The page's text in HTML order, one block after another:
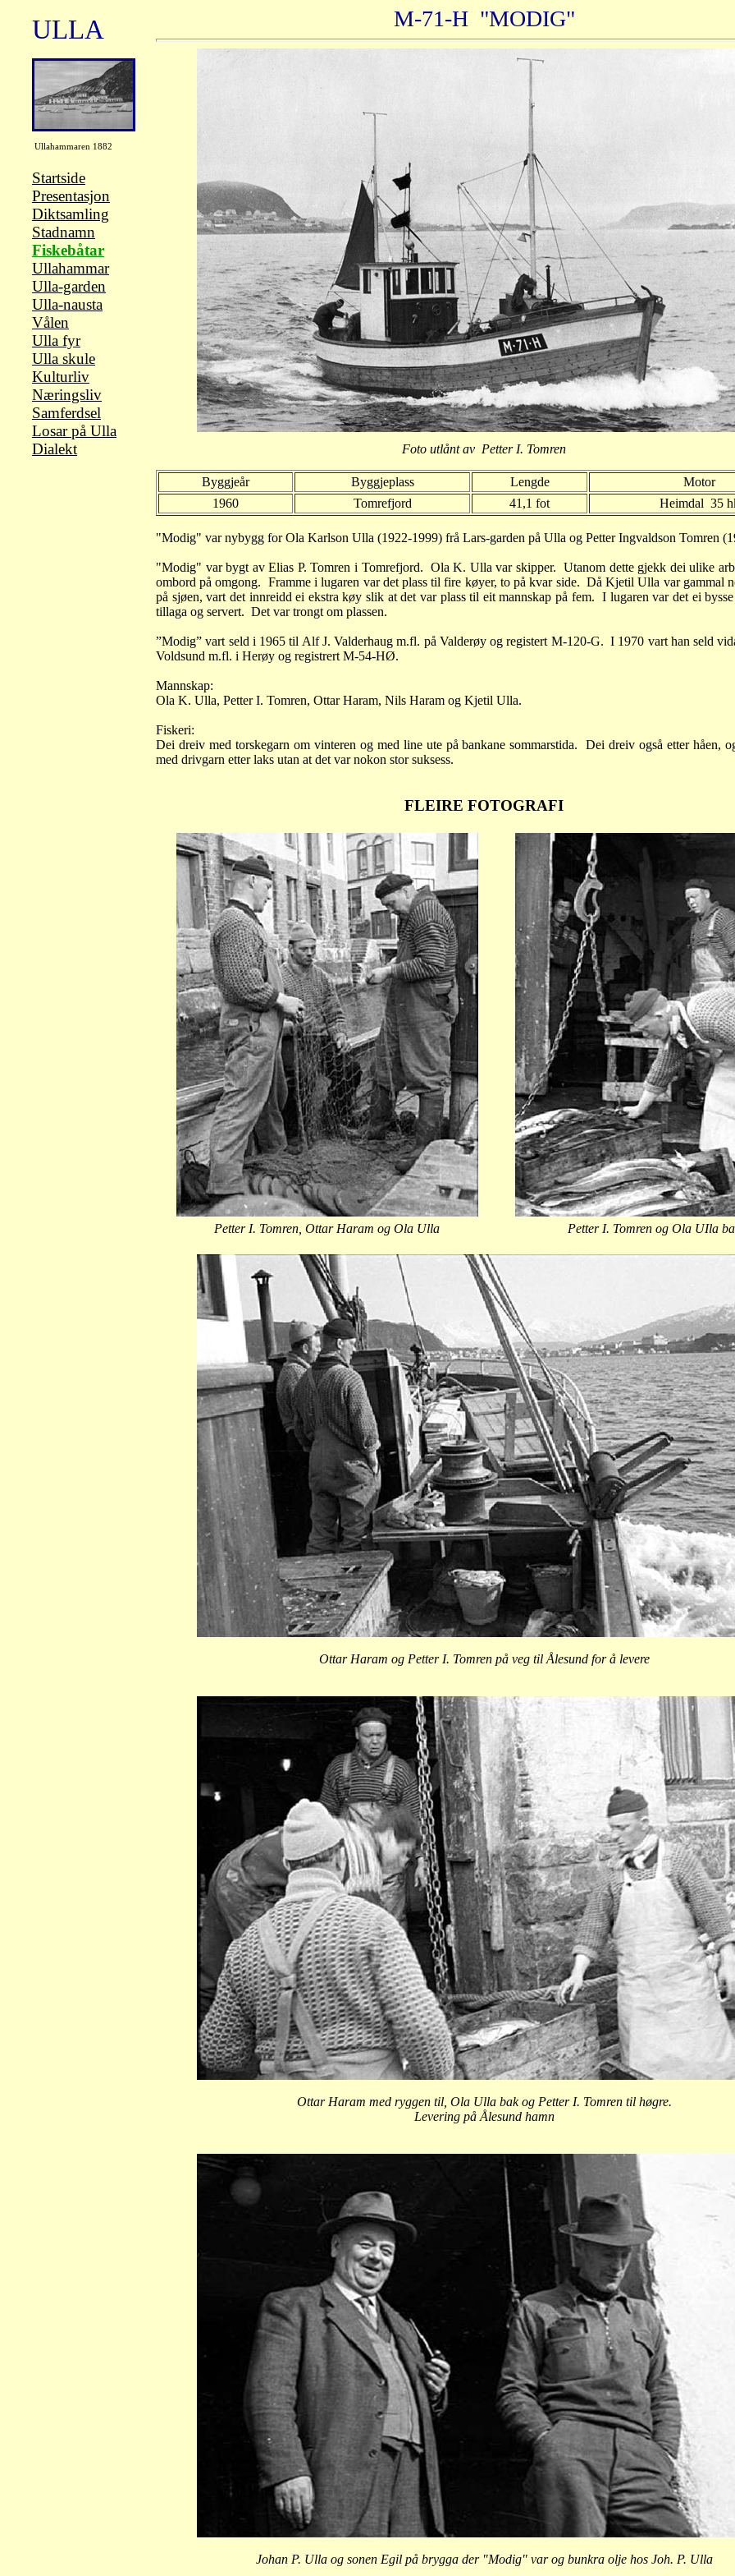
ULLA
Ullahammaren 1882
Startside
Presentasjon
Diktsamling
Stadnamn
Fiskebåtar
Ullahammar
Ulla-garden
Ulla-nausta
Vålen
Ulla fyr
Ulla skule
Kulturliv
Næringsliv
Samferdsel
Losar på Ulla
Dialekt
M-71-H "MODIG"
Foto utlånt av Petter I. Tomren
Byggjeår Byggjeplass Lengde
Motor
1960
Tomrefjord 41,1 fot Heimdal 35
"Modig" var nybygg for Ola Karlson Ulla (1922-1999) frå Lars-garden på Ulla og Petter Ingvaldson Tomren
"Modig" var bygt av Elias P. Tomren i Tomrefjord. Ola K. Ulla var skipper. Utanom dette gjekk dei ulike
ombord på omgong. Framme i lugaren var det plass til fire køyer, to på kvar side. Då Kjetil Ulla var gammal
på sjøen, vart det innreidd ei ekstra køy slik at det var plass til eit mannskap på fem. I lugaren var det ei
tillaga og servert. Det var trongt om plassen.
”Modig” vart seld i 1965 til Alf J. Valderhaug m.fl. på Valderøy og registert M-120-G. I 1970 vart han seld
Voldsund m.fl. i Herøy og registrert M-54-HØ.
Mannskap:
Ola K. Ulla, Petter I. Tomren, Ottar Haram, Nils Haram og Kjetil Ulla.
Fiskeri:
Dei dreiv med torskegarn om vinteren og med line ute på bankane sommarstida.
Dei dreiv også etter håen,
med drivgarn etter laks utan at det var nokon stor suksess.
FLEIRE FOTOGRAFI
Petter I. Tomren, Ottar Haram og Ola Ulla Petter I. Tomren og Ola UIla
Ottar Haram og Petter I. Tomren på veg til Ålesund for å levere
Ottar Haram med ryggen til, Ola Ulla bak og Petter I. Tomren til høgre.
Levering på Ålesund hamn
Johan P. Ulla og sonen Egil på brygga der "Modig" var og bunkra olje hos Joh. P. Ulla